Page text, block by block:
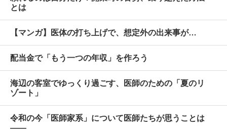
とは
【マンガ】医体の打ち上げで、想定外の出来事が…
配当金で「もう一つの年収」を作ろう
海辺の客室でゆっくり過ごす、医師のための「夏のリ
ゾート」
令和の今「医師家系」について医師たちが思うことは
――